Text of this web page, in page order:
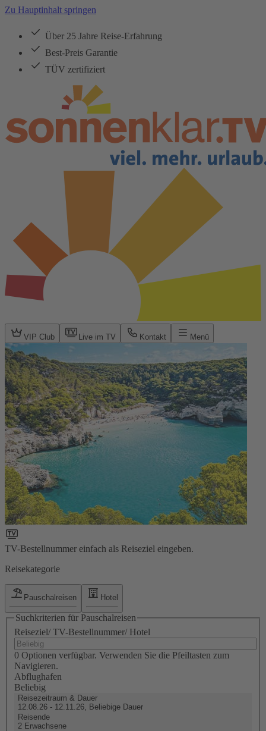
Zu Hauptinhalt springen
Über 25 Jahre Reise-Erfahrung
Best-Preis Garantie
TÜV zertifiziert
VIP Club Live im TV Kontakt Menü
TV-Bestellnummer einfach als Reiseziel eingeben.
Reisekategorie
Pauschalreisen Hotel
Suchkriterien für Pauschalreisen
Reiseziel/ TV-Bestellnummer/ Hotel
0 Optionen verfügbar. Verwenden Sie die Pfeiltasten zum
Navigieren.
Abflughafen
Beliebig
Reisezeitraum & Dauer
12.08.26 - 12.11.26, Beliebige Dauer
Reisende
2 Erwachsene